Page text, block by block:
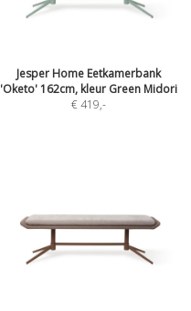
Jesper Home Eetkamerbank
'Oketo' 162cm, kleur Green Midori
€ 419,-